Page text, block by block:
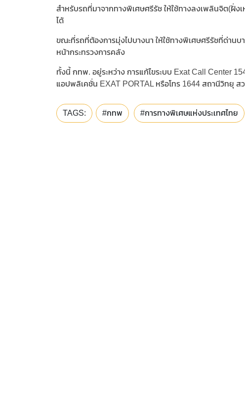
สำหรับรถที่มาจากทางพิเศษศรีรัช ให้ใช้ทางลงเพลินจิต(ฝั่
ได้
ขณะที่รถที่ต้องการมุ่งไปบางนา ให้ใช้ทางพิเศษศรีรัชที่ด่าน
หน้ากระทรวงการคลัง
ทั้งนี้ กทพ. อยู่ระหว่าง การแก้ไขระบบ Exat Call Center
แอปพลิเคชั่น EXAT PORTAL หรือโทร 1644 สถานีวิทยุ ส
TAGS: #กทพ #การทางพิเศษแห่งประเทศไทย